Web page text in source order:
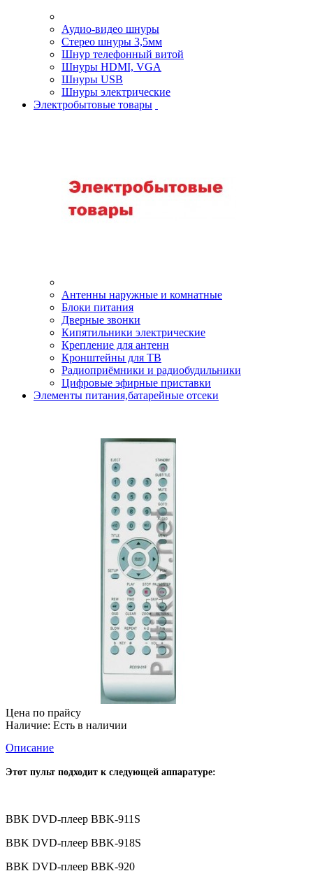
Аудио-видео шнуры
Стерео шнуры 3,5мм
Шнур телефонный витой
Шнуры HDMI, VGA
Шнуры USB
Шнуры электрические
Электробытовые товары
Антенны наружные и комнатные
Блоки питания
Дверные звонки
Кипятильники электрические
Крепление для антенн
Кронштейны для ТВ
Радиоприёмники и радиобудильники
Цифровые эфирные приставки
Элементы питания,батарейные отсеки
Цена по прайсу
Наличие: Есть в наличии
Описание
Этот пульт подходит к следующей аппаратуре:
BBK DVD-плеер BBK-911S
BBK DVD-плеер BBK-918S
BBK DVD-плеер BBK-920